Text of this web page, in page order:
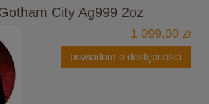
City Ag999 2oz
1 099,00 zł
powiadom o dostępności